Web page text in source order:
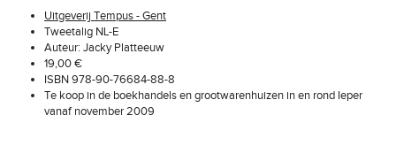
Uitgeverij Tempus - Gent
Tweetalig NL-E
Auteur: Jacky Platteeuw
19,00 €
ISBN 978-90-76684-88-8
Te koop in de boekhandels en grootwarenhuizen in en rond Ieper
vanaf november 2009